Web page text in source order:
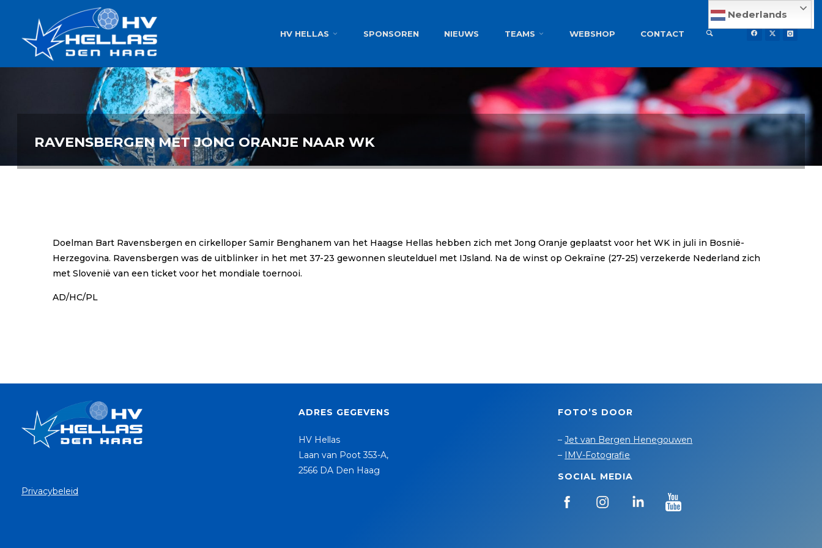
AMBITIE
HV HELLAS SPONSOREN NIEUWS TEAMS WEBSHOP CONTACT
Nederlands
RAVENSBERGEN MET JONG ORANJE NAAR WK
Doelman Bart Ravensbergen en cirkelloper Samir Benghanem van het Haagse Hellas hebben zich met Jong Oranje geplaatst voor het WK in juli in Bosnië-
Herzegovina. Ravensbergen was de uitblinker in het met 37-23 gewonnen sleutelduel met IJsland. Na de winst op Oekraïne (27-25) verzekerde Nederland zich
met Slovenië van een ticket voor het mondiale toernooi.
AD/HC/PL
Privacybeleid
ADRES GEGEVENS
HV Hellas
Laan van Poot 353-A,
2566 DA Den Haag
FOTO’S DOOR
–Jet van Bergen Henegouwen
– IMV-Fotografie
SOCIAL MEDIA